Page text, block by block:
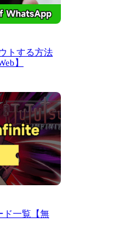
トする方法
】
ド一覧【無